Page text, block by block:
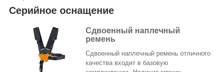
Серийное оснащение
Сдвоенный наплечный
ремень
Сдвоенный наплечный ремень отличного
качества входит в базовую